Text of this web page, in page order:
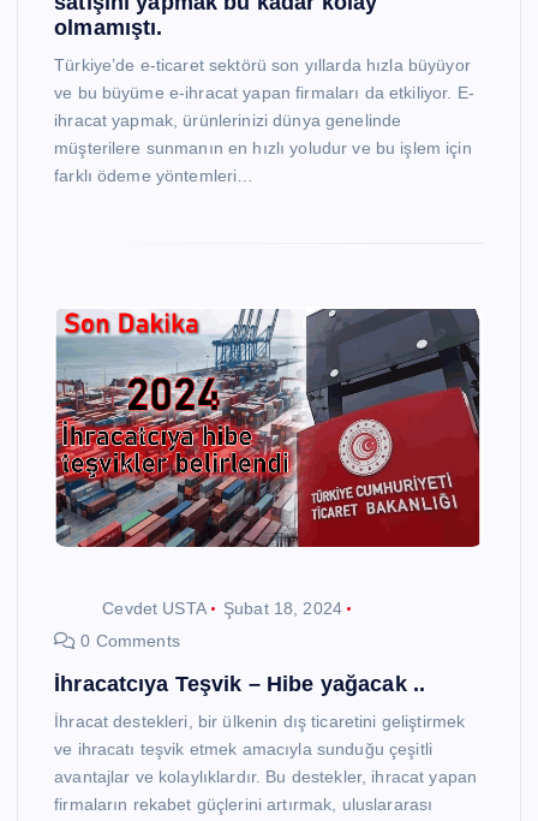
olmamıştı.
Türkiye’de e-ticaret sektörü son yıllarda hızla büyüyor
ve bu büyüme e-ihracat yapan firmaları da etkiliyor. E-
ihracat yapmak, ürünlerinizi dünya genelinde
müşterilere sunmanın en hızlı yoludur ve bu işlem için
farklı ödeme yöntemleri…
Cevdet USTA
Şubat 18, 2024
0 Comments
İhracatcıya Teşvik – Hibe yağacak ..
İhracat destekleri, bir ülkenin dış ticaretini geliştirmek
ve ihracatı teşvik etmek amacıyla sunduğu çeşitli
avantajlar ve kolaylıklardır. Bu destekler, ihracat yapan
firmaların rekabet güçlerini artırmak, uluslararası